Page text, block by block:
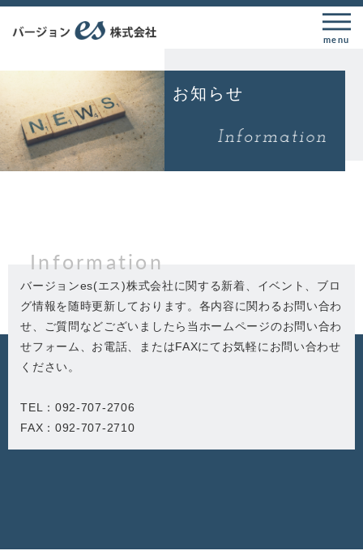
menu
お知らせ
Information
バージョンes(エス)株式会社に関する新着、イベント、ブロ
グ情報を随時更新しております。各内容に関わるお問い合わ
せ、ご質問などございましたら当ホームページのお問い合わ
せフォーム、お電話、またはFAXにてお気軽にお問い合わせ
ください。
TEL：092-707-2706
FAX：092-707-2710